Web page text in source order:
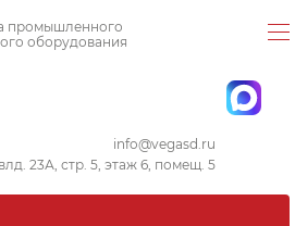
промышленного
оборудования
info@vegasd.ru
23А, стр. 5, этаж 6, помещ. 5